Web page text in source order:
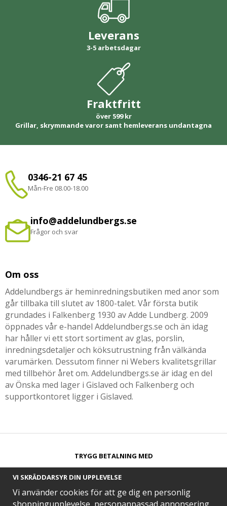
Leverans
3-5 arbetsdagar
Fraktfritt
över 599 kr
Grillar, skrymmande varor samt hemleverans undantagna
0346-21 67 45
Mån-Fre 08.00-18.00
info@addelundbergs.se
Frågor och svar
Om oss
Addelundbergs är heminredningsbutiken med anor som
går tillbaka till slutet av 1800-talet. Vår första butik
grundades i Falkenberg 1930 av Adde Lundberg. 2009
öppnades vår e-handel Addelundbergs.se och än idag
har håller vi ett stort sortiment av glas, porslin,
inredningsdetaljer och köksutrustning från välkända
varumärken. Dessutom finner ni Webers kvalitetsgrillar
med tillbehör året om. Addelundbergs.se är idag en del
av Önska med lager i Gislaved och Falkenberg och
supportkontoret ligger i Gislaved.
TRYGG BETALNING MED​
VI SKRÄDDARSYR DIN UPPLEVELSE
Vi använder cookies för att ge dig en personlig